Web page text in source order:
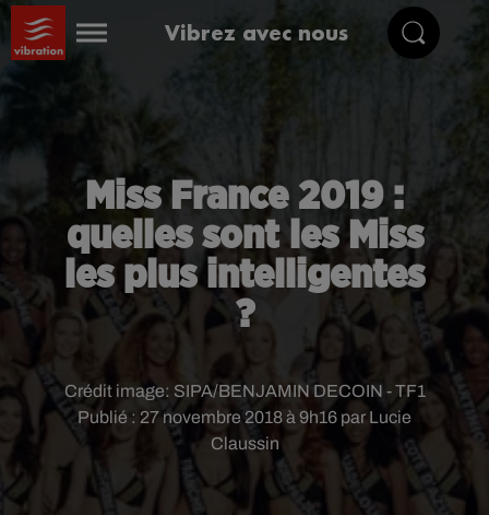
Vibrez avec nous
Miss France 2019 :
quelles sont les Miss
les plus intelligentes
?
Publié : 27 novembre 2018 à 9h16 par Lucie
Claussin
Crédit image: SIPA/BENJAMIN DECOIN - TF1